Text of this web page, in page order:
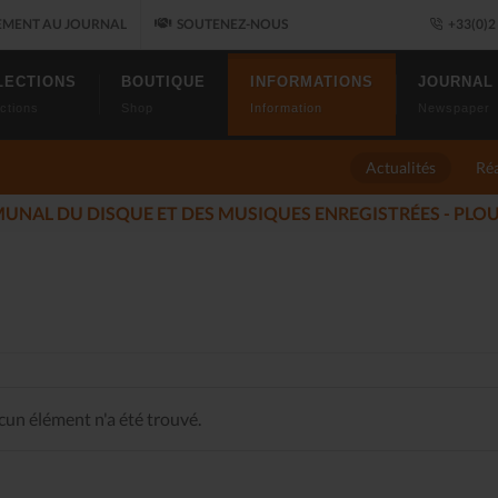
AU JOURNAL SOUTENEZ-NOUS
BOUTIQUE INFORMATIONS
Information
JOURNAL
Actualités
JAZZ FONT SALON, LE PROGRAMME(2025-11-14)
élément n'a été trouvé.